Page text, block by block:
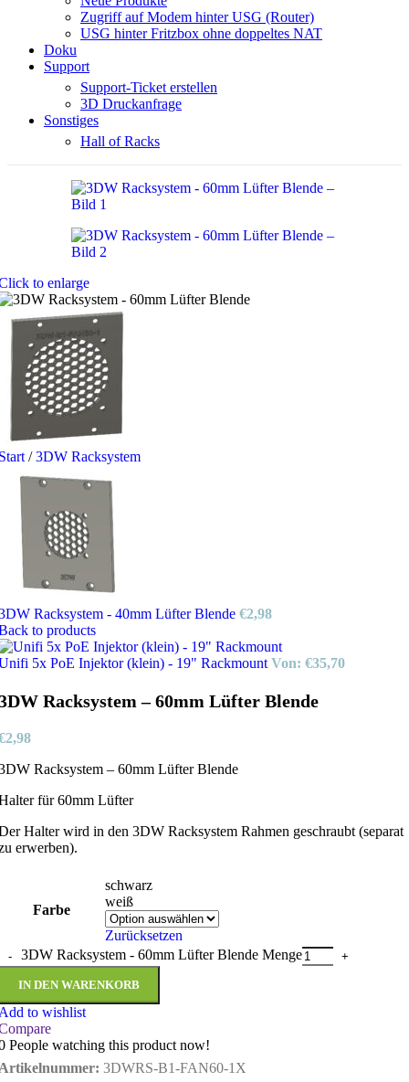
Zugriff auf Modem hinter USG (Router)
USG hinter Fritzbox ohne doppeltes NAT
Doku
Support
Support-Ticket erstellen
3D Druckanfrage
Sonstiges
Hall of Racks
to enlarge
/ 3DW Racksystem
Racksystem - 40mm Lüfter Blende €2,98
to products
5x PoE Injektor (klein) - 19" Rackmount Von: €35,70
Racksystem – 60mm Lüfter Blende
2,98
Racksystem – 60mm Lüfter Blende
für 60mm Lüfter
Halter wird in den 3DW Racksystem Rahmen geschraubt (separat
erwerben).
Farbe
schwarz
weiß
Zurücksetzen
3DW Racksystem - 60mm Lüfter Blende Menge
IN DEN WARENKORB
to wishlist
People watching this product now!
3DWRS-B1-FAN60-1X